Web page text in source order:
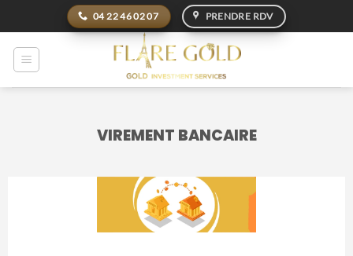
au
contenu
04 22 46 02 07 PRENDRE RDV
VIREMENT BANCAIRE